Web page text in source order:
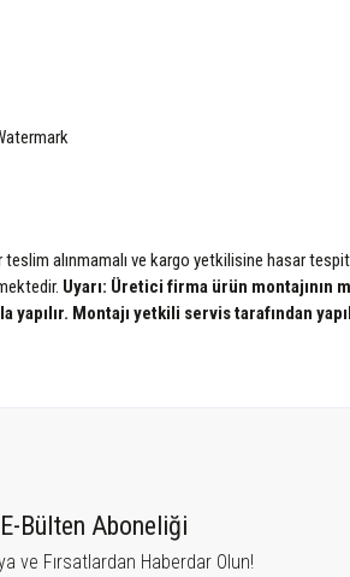
alınmamalı ve kargo yetkilisine hasar
Uyarı: Üretici firma ürün montajının
Montajı yetkili servis tarafından
Bu ürüne ilk yorumu siz yapın!
E-Bülten Aboneliği
ve Fırsatlardan Haberdar Olun!